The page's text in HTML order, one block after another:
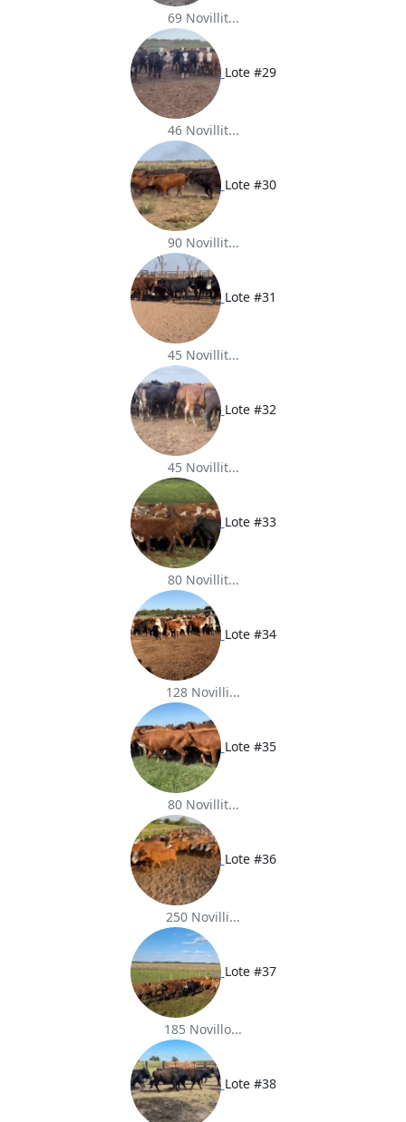
69 Novillit...
Lote #29
46 Novillit...
Lote #30
90 Novillit...
Lote #31
45 Novillit...
Lote #32
45 Novillit...
Lote #33
80 Novillit...
Lote #34
128 Novilli...
Lote #35
80 Novillit...
Lote #36
250 Novilli...
Lote #37
185 Novillo...
Lote #38